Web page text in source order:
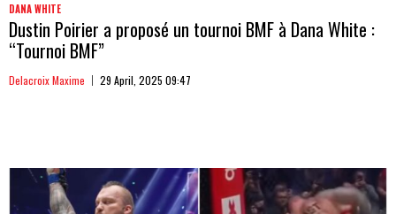
DANA WHITE
Dustin Poirier a proposé un tournoi BMF à Dana White :
“Tournoi BMF”
Delacroix Maxime 29 April, 2025 09:47